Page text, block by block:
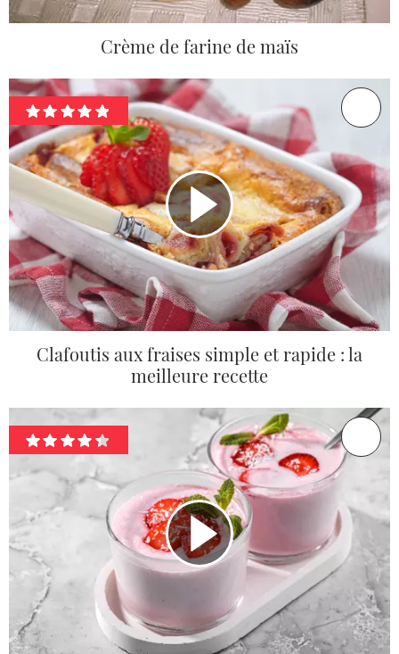
Crème de farine de maïs
Clafoutis aux fraises simple et rapide : la
meilleure recette